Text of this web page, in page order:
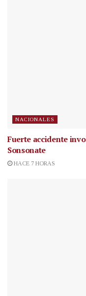
NACIONALES
Fuerte accidente
Sonsonate
HACE 7 HORAS